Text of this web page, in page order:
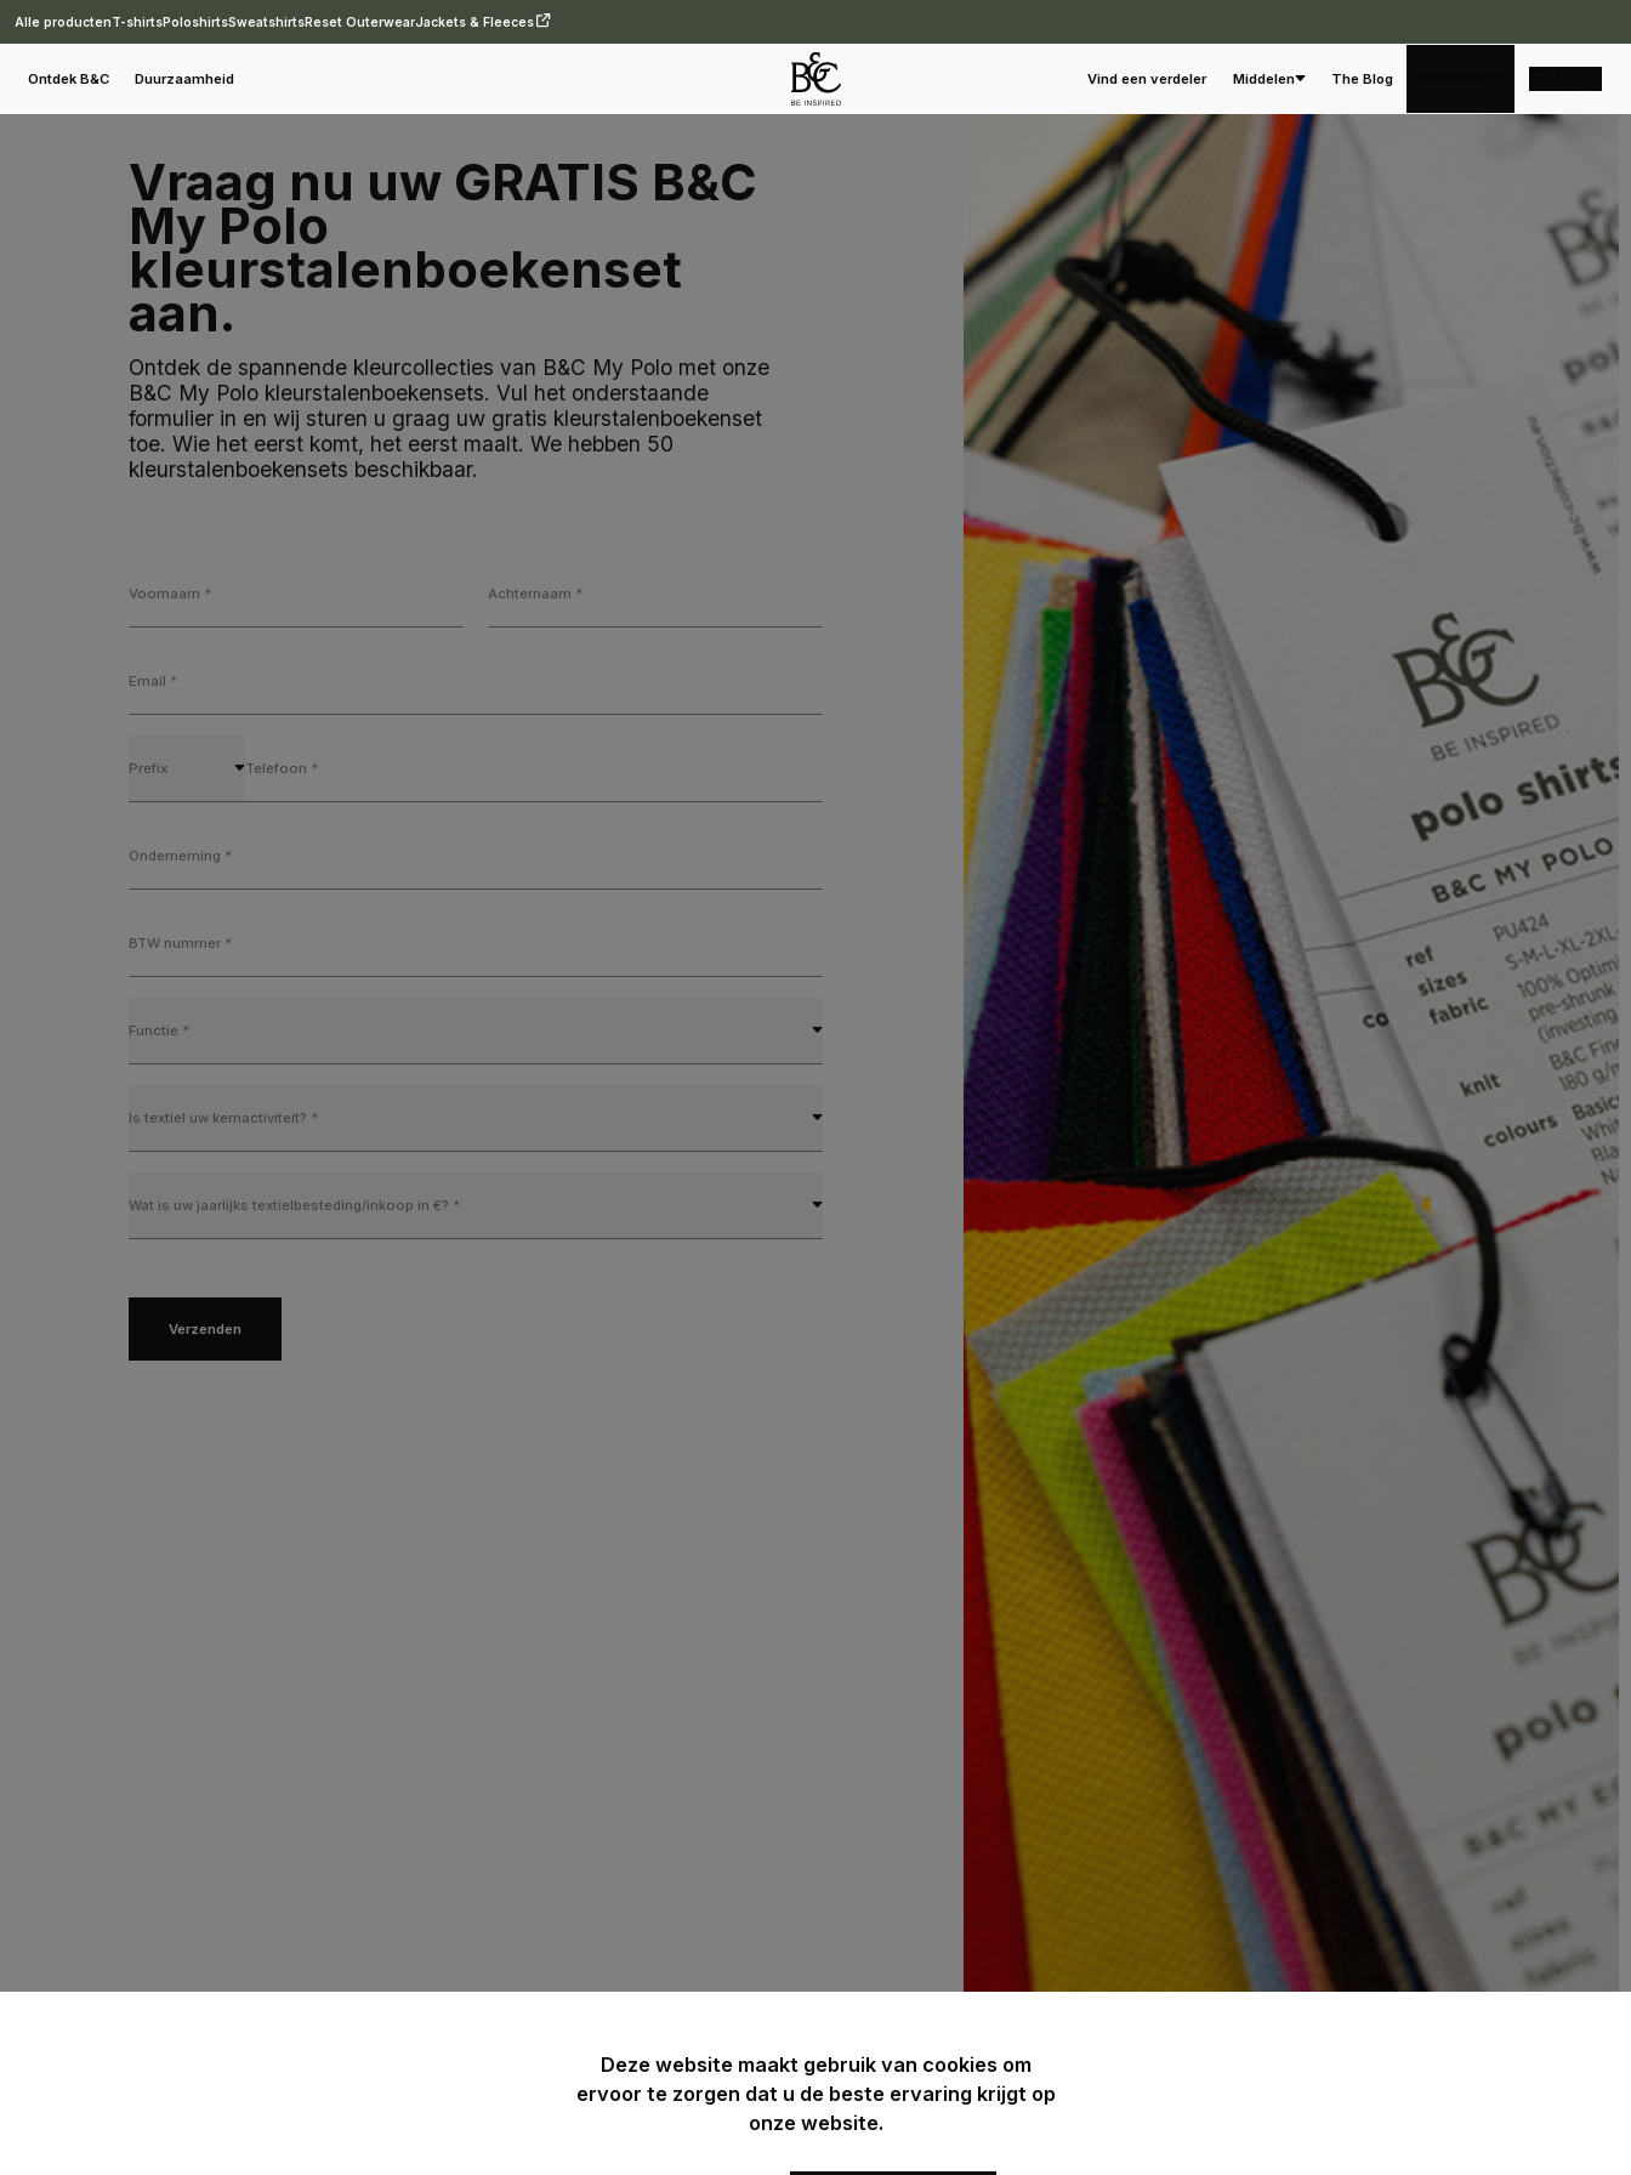
Alle productenT-shirtsPoloshirtsSweatshirtsReset OuterwearJackets & Fleeces
Ontdek B&C Duurzaamheid Vind een verdeler Middelen The Blog
Vraag nu uw GRATIS B&C
My Polo
kleurstalenboekenset
aan.
Ontdek de spannende kleurcollecties van B&C My Polo met onze
B&C My Polo kleurstalenboekensets. Vul het onderstaande
formulier in en wij sturen u graag uw gratis kleurstalenboekenset
toe. Wie het eerst komt, het eerst maalt. We hebben 50
kleurstalenboekensets beschikbaar.
Voornaam * Achternaam *
Email *
Prefix Telefoon *
Onderneming *
BTW nummer *
Functie *
Is textiel uw kernactiviteit? *
Wat is uw jaarlijks textielbesteding/inkoop in €? *
Verzenden
Deze website maakt gebruik van cookies om
ervoor te zorgen dat u de beste ervaring krijgt op
onze website.